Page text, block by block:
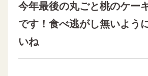
今年最後の丸ごと桃のケー
です！食べ逃がし無いよう
いね